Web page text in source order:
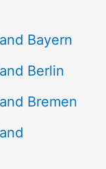
Bayern
Berlin
Bremen